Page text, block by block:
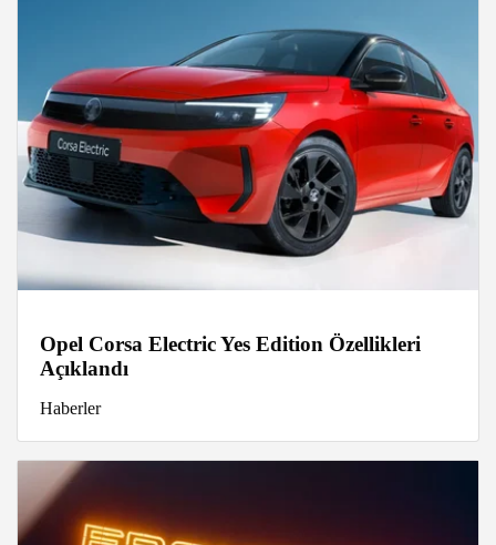
Opel Corsa Electric Yes Edition Özellikleri
Açıklandı
Haberler